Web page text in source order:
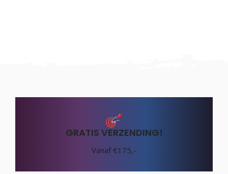
GRATIS VERZENDING!
Vanaf €175,-